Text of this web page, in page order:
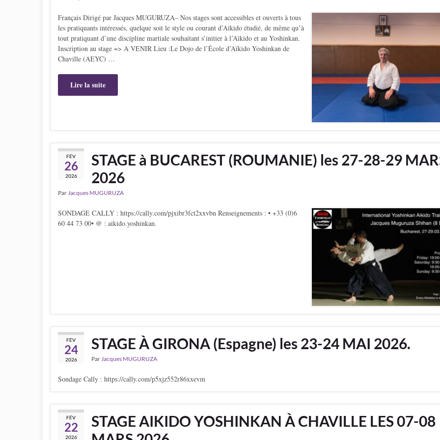
Français Dirigé par Jacques MUGURUZA– Nos stages sont accessibles et ouverts à tous
les pratiquants intéressés, quelque soit le style ou courant d’Aïkido étudié, de même qu’à
tout pratiquant d’une discipline martiale souhaitant s’initier à l’Aïkido et au Yoshinkan.
Inscription au stage => A VENIR Lieu :Le Dojo de l’École d’Aïkido Yoshinkan de
Chaville (AEYC) …
Lire la suite
FÉV
26
2026
STAGE à BUCAREST (ROUMANIE) les 27-28-29
2026
ParJacques MUGURUZA
SONDAGE CALLY : https://cally.com/pjxibr3fct2xxvbn Renseignements : • +33 (0)6
60 44 73 00• @ : aikido.yoshinkan.
FÉV
24
2026
STAGE À GIRONA (Espagne) les 23-24 MAI 2026.
Par Jacques MUGURUZA
Sondage Cally : https://cally.com/p5xjz552r86xxevm
FÉV
22
2026
STAGE AIKIDO YOSHINKAN À CHAVILLE LES 07-08